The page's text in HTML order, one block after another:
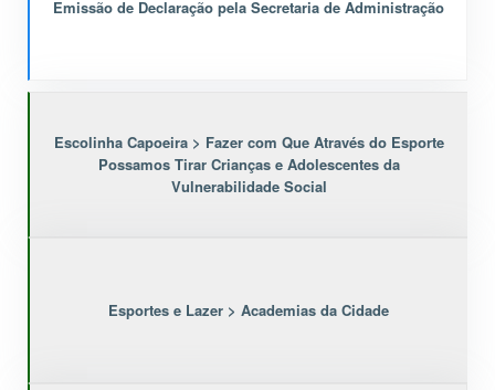
Emissão de Declaração pela Secretaria de Administração
Escolinha Capoeira > Fazer com Que Através do Esporte
Possamos Tirar Crianças e Adolescentes da
Vulnerabilidade Social
Esportes e Lazer > Academias da Cidade